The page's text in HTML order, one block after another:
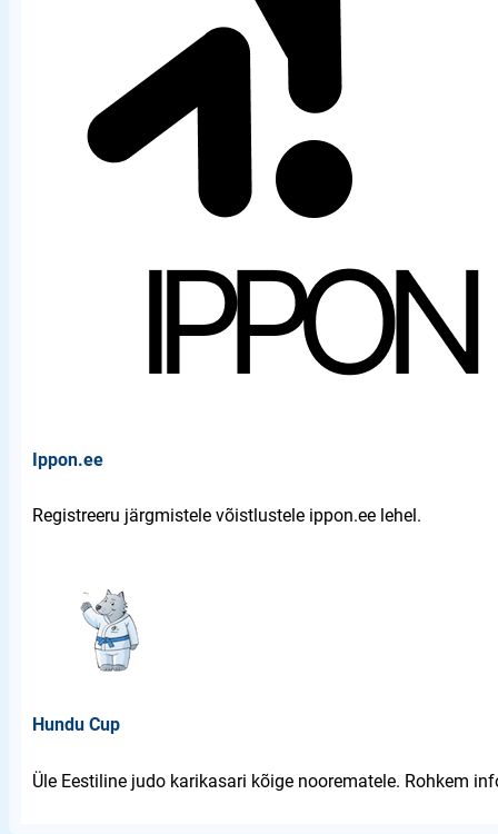
Ippon.ee
Registreeru järgmistele võistlustele ippon.ee lehel.
Hundu Cup
Üle Eestiline judo karikasari kõige noorematele. Rohkem